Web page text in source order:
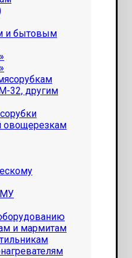
и бытовым
32, другим
и мармитам